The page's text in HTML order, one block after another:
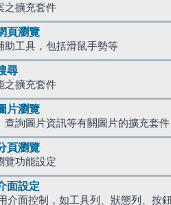
之擴充套件
頁瀏覽
助工具，包括滑鼠手勢等
尋
之擴充套件
片瀏覽
查詢圖片資訊等有關圖片的擴充套件
頁瀏覽
覽功能設定
面設定
介面控制，如工具列、狀態列、按